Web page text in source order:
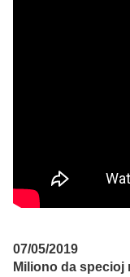
07/05/2019
Miliono da